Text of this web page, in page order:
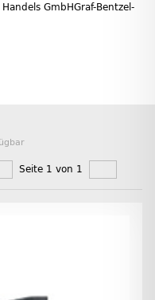
GmbHGraf-Bentzel-
Seite 1 von 1